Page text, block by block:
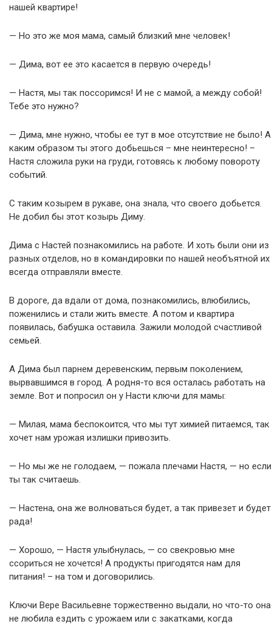
нашей квартире!
— Но это же моя мама, самый близкий мне человек!
— Дима, вот ее это касается в первую очередь!
— Настя, мы так поссоримся! И не с мамой, а между собой!
Тебе это нужно?
— Дима, мне нужно, чтобы ее тут в мое отсутствие не было! А
каким образом ты этого добьешься – мне неинтересно! –
Настя сложила руки на груди, готовясь к любому повороту
событий.
С таким козырем в рукаве, она знала, что своего добьется.
Не добил бы этот козырь Диму.
Дима с Настей познакомились на работе. И хоть были они из
разных отделов, но в командировки по нашей необъятной их
всегда отправляли вместе.
В дороге, да вдали от дома, познакомились, влюбились,
поженились и стали жить вместе. А потом и квартира
появилась, бабушка оставила. Зажили молодой счастливой
семьей.
А Дима был парнем деревенским, первым поколением,
вырвавшимся в город. А родня-то вся осталась работать на
земле. Вот и попросил он у Насти ключи для мамы:
— Милая, мама беспокоится, что мы тут химией питаемся, так
хочет нам урожая излишки привозить.
— Но мы же не голодаем, — пожала плечами Настя, — но если
ты так считаешь.
— Настена, она же волноваться будет, а так привезет и будет
рада!
— Хорошо, — Настя улыбнулась, — со свекровью мне
ссориться не хочется! А продукты пригодятся нам для
питания! – на том и договорились.
Ключи Вере Васильевне торжественно выдали, но что-то она
не любила ездить с урожаем или с закатками, когда